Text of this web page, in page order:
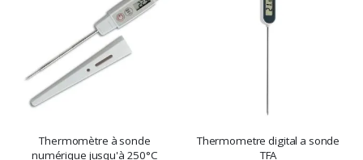
Thermomètre à sonde
numérique jusqu'à 250°C
Thermometre digital a sonde
TFA